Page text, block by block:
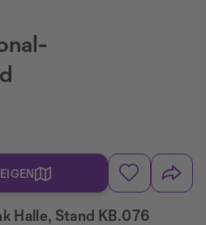
Halle, Stand KB.076